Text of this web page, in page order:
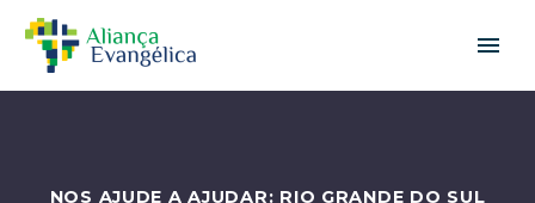
NOS AJUDE A AJUDAR: RIO GRANDE DO SUL